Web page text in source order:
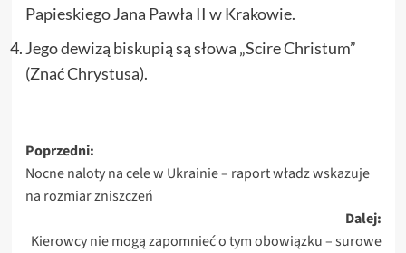
Papieskiego Jana Pawła II w Krakowie.
Jego dewizą biskupią są słowa „Scire Christum”
(Znać Chrystusa).
Zobacz
wpisy
Poprzedni:
Nocne naloty na cele w Ukrainie – raport władz wskazuje
na rozmiar zniszczeń
Dalej:
Kierowcy nie mogą zapomnieć o tym obowiązku – surowe